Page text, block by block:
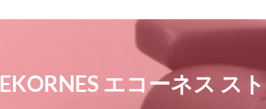
EKORNES エコーネス ス